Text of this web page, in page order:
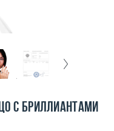
с бриллиантами